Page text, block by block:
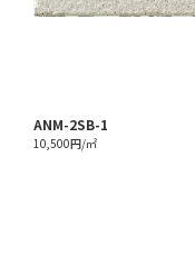
ANM-2SB-1
10,500円/㎡